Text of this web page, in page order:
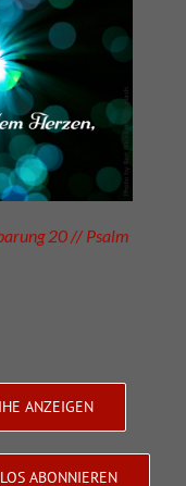
20 // Psalm
ANZEIGEN
ABONNIEREN